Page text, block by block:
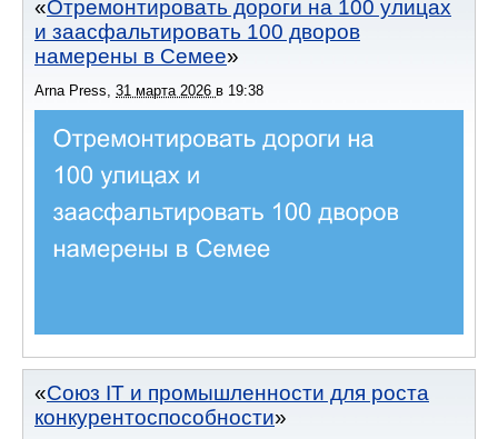
Отремонтировать дороги на 100 улицах
и заасфальтировать 100 дворов
намерены в Семее
Arna Press 31 марта 2026 в 19:38
Союз IT и промышленности для роста
конкурентоспособности